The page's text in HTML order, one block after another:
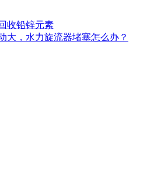
收铅锌元素
大，水力旋流器堵塞怎么办？